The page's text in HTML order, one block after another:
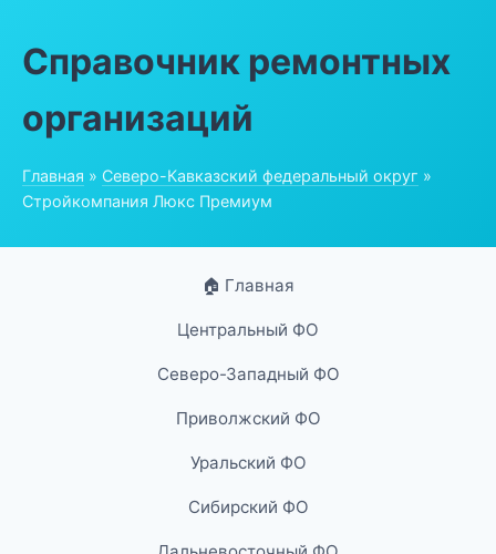
Справочник ремонтных
организаций
Главная » Северо-Кавказский федеральный округ »
Стройкомпания Люкс Премиум
🏠 Главная
Центральный ФО
Северо-Западный ФО
Приволжский ФО
Уральский ФО
Сибирский ФО